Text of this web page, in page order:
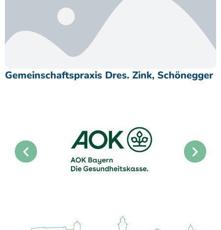
Gemeinschaftspraxis Dres. Zink, Schönegger